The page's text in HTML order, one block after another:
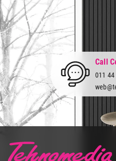
Call
011 44